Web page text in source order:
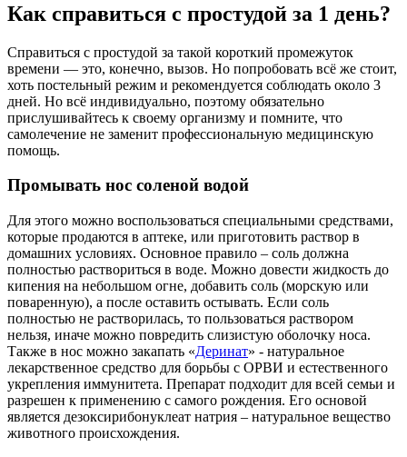
Как справиться с простудой за 1 день?
Справиться с простудой за такой короткий промежуток
времени — это, конечно, вызов. Но попробовать всё же стоит,
хоть постельный режим и рекомендуется соблюдать около 3
дней. Но всё индивидуально, поэтому обязательно
прислушивайтесь к своему организму и помните, что
самолечение не заменит профессиональную медицинскую
помощь.
Промывать нос соленой водой
Для этого можно воспользоваться специальными средствами,
которые продаются в аптеке, или приготовить раствор в
домашних условиях. Основное правило – соль должна
полностью раствориться в воде. Можно довести жидкость до
кипения на небольшом огне, добавить соль (морскую или
поваренную), а после оставить остывать. Если соль
полностью не растворилась, то пользоваться раствором
нельзя, иначе можно повредить слизистую оболочку носа.
Также в нос можно закапать «Деринат» - натуральное
лекарственное средство для борьбы с ОРВИ и естественного
укрепления иммунитета. Препарат подходит для всей семьи и
разрешен к применению с самого рождения. Его основой
является дезоксирибонуклеат натрия – натуральное вещество
животного происхождения.